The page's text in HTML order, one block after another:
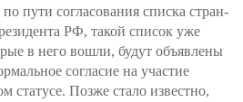
пути согласования списка стран-
РФ, такой список уже
в него вошли, будут объявлены
согласие на участие
статусе. Позже стало известно,